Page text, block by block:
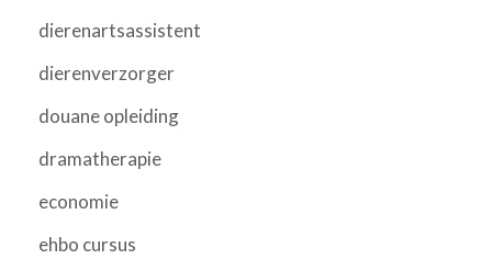
dierenartsassistent
dierenverzorger
douane opleiding
dramatherapie
economie
ehbo cursus